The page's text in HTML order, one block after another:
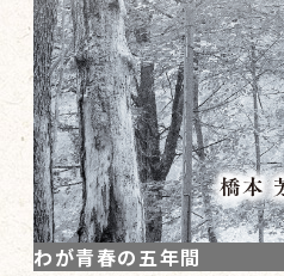
わが青春の五年間